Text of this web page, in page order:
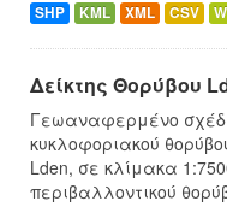
SHP KML XML CSV
Δείκτης Θορύβου
Γεωαναφερμένο
κυκλοφοριακού
Lden, σε κλίμακα
περιβαλλοντικού